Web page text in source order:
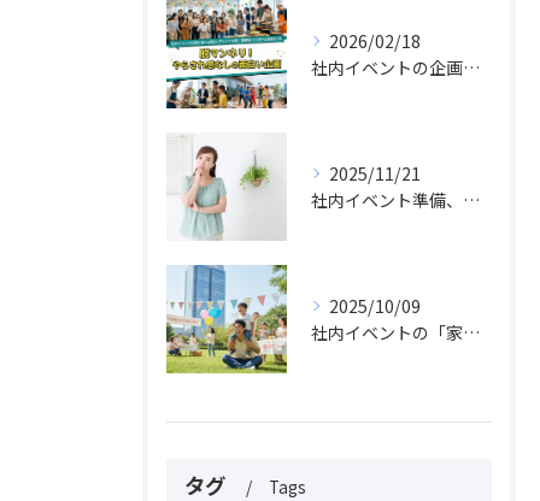
2026/02/18
社内イベントの企画に使える面白いアイデア30選｜課題別にすぐ選べる実例まとめ
2025/11/21
社内イベント準備、片手間では絶対に失敗する理由
2025/10/09
社内イベントの「家族参加」費用、福利厚生費でOK？課税リスクと経費処理の落とし穴を解説！
タグ Tags